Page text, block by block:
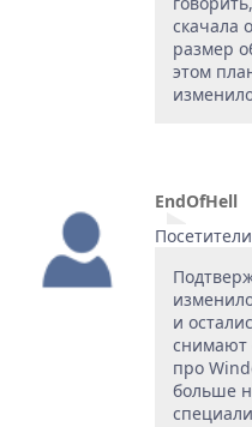
скачала
размер
этом
EndOfHell
и
снимают
про
больше